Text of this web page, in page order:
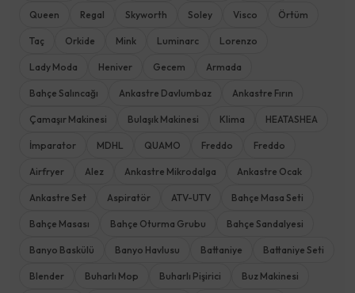
Queen Regal Skyworth Soley Visco Örtüm
Taç Orkide Mink Luminarc Lorenzo
Lady Moda Heniver Gecem Armada
Bahçe Salıncağı Ankastre Davlumbaz Ankastre Fırın
Çamaşır Makinesi Bulaşık Makinesi Klima HEATASHEA
İmparator MDHL QUAMO Freddo Freddo
Airfryer Alez Ankastre Mikrodalga Ankastre Ocak
Ankastre Set Aspiratör ATV-UTV Bahçe Masa Seti
Bahçe Masası Bahçe Oturma Grubu Bahçe Sandalyesi
Banyo Baskülü Banyo Havlusu Battaniye Battaniye Seti
Blender Buharlı Mop Buharlı Pişirici Buz Makinesi